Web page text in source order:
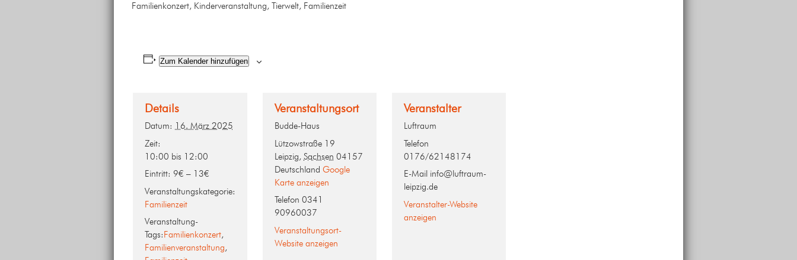
Familienkonzert, Kinderveranstaltung, Tierwelt, Familienzeit
Zum Kalender hinzufügen
Details
Datum: 16. März 2025
Zeit:
10:00 bis 12:00
Eintritt: 9€ – 13€
Veranstaltungskategorie:
Familienzeit
Veranstaltung-
Tags: Familienkonzert,
Familienveranstaltung,
Veranstaltungsort
Budde-Haus
Lützowstraße 19
Leipzig, Sachsen 04157
Deutschland Google
Karte anzeigen
Telefon 0341
90960037
Veranstaltungsort-
Website anzeigen
Veranstalter
Luftraum
Telefon
0176/62148174
E-Mail info@luftraum-
leipzig.de
Veranstalter-Website
anzeigen